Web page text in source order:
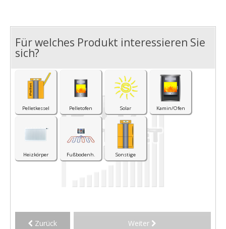
Für welches Produkt interessieren Sie
sich?
Pelletkessel Pelletofen Solar Kamin/Ofen
Heizkörper Fußbodenh. Sonstige
Zurück Weiter